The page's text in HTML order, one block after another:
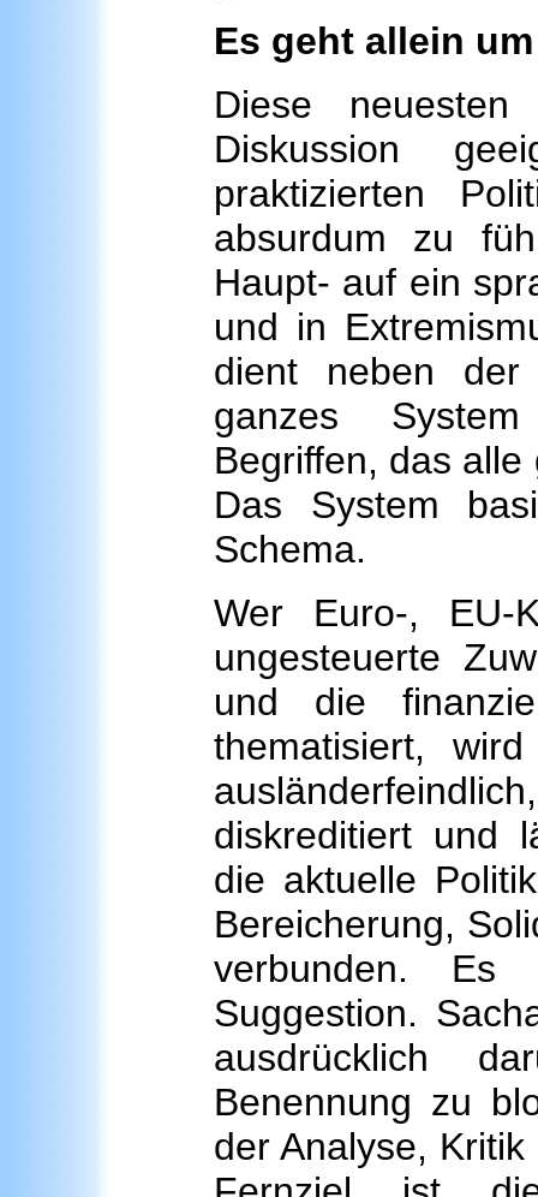
Es geht allein
Diese
Diskussion
praktizierten
absurdum zu
Haupt- auf ein
und in
dient neben der
ganzes
Begriffen, das
Das System
Schema.
Wer Euro-, EU-
ungesteuerte
und die
thematisiert,
diskreditiert und
die aktuelle
Bereicherung,
verbunden.
Suggestion.
ausdrücklich
Benennung zu
der Analyse,